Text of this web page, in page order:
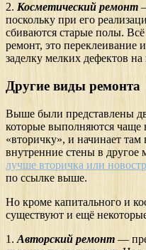
2. Косметический ремонт
поскольку при его
сбиваются старые полы.
ремонт, это переклеивание
заделку мелких дефектов на
Другие виды ремонта
Выше были представлены
которые выполняются чаще
«вторичку», и начинает там
внутренние стены в
лучше вторичка или
по ссылке выше.
Но кроме капитального и
существуют и ещё
1. Авторский ремонт —